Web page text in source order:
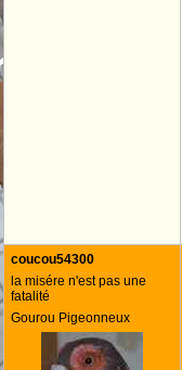
coucou54300
la misére n'est pas une
fatalité
Gourou Pigeonneux